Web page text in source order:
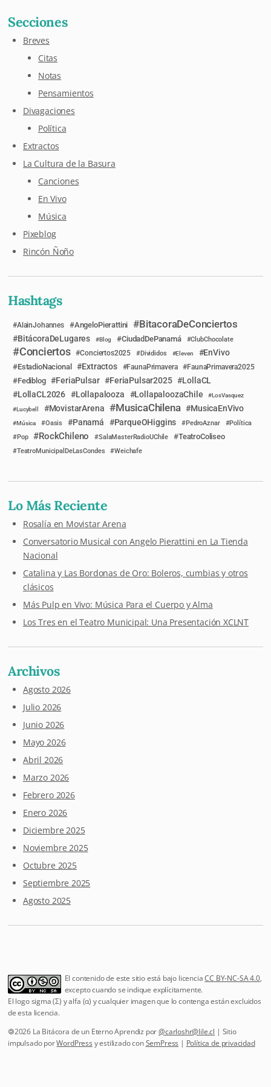
Secciones
Breves
Citas
Notas
Pensamientos
Divagaciones
Política
Extractos
La Cultura de la Basura
Canciones
En Vivo
Música
Pixeblog
Rincón Ñoño
Hashtags
AlainJohannes AngeloPierattini BitacoraDeConciertos
BitácoraDeLugares Blog CiudadDePanamá ClubChocolate
Conciertos Conciertos2025 Divididos Eleven EnVivo
EstadioNacional Extractos FaunaPrimavera FaunaPrimavera2025
Fediblog FeriaPulsar FeriaPulsar2025
LollaCL
LollaCL2026
Lollapalooza LollapaloozaChile
LosVasquez
Lucybell
MovistarArena MusicaChilena MusicaEnVivo
Música Oasis Panamá ParqueOHiggins PedroAznar
Política
Pop
RockChileno SalaMasterRadioUChile TeatroColiseo
TeatroMunicipalDeLasCondes Weichafe
Lo Más Reciente
Rosalía en Movistar Arena
Conversatorio Musical con Angelo Pierattini en La Tienda
Nacional
Catalina y Las Bordonas de Oro: Boleros, cumbias y otros
clásicos
Más Pulp en Vivo: Música Para el Cuerpo y Alma
Los Tres en el Teatro Municipal: Una Presentación XCLNT
Archivos
Agosto 2026
Julio 2026
Junio 2026
Mayo 2026
Abril 2026
Marzo 2026
Febrero 2026
Enero 2026
Diciembre 2025
Noviembre 2025
Octubre 2025
Septiembre 2025
Agosto 2025
El contenido de este sitio está bajo licenciaCC BY-NC-SA 4.0,
excepto cuando se indique explícitamente.
El logo sigma (Σ) y alfa (α) y cualquier imagen que lo contenga están excluidos
de esta licencia.
🄯2026 La Bitácora de un Eterno Aprendiz por@carloshr@lile.cl | Sitio
impulsado porWordPress y estilizado conSemPress | Política de privacidad